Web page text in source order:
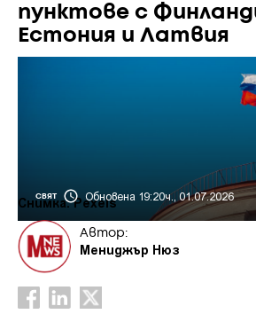
пунктове с
Естония и Латвия
СВЯТ Обновена 19:20ч., 01.07.2026
Снимка: Pexels
Автор:
Мениджър Нюз